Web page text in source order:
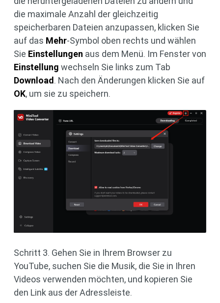
die maximale Anzahl der gleichzeitig
speicherbaren Dateien anzupassen, klicken Sie
auf das Mehr-Symbol oben rechts und wählen
Sie Einstellungen aus dem Menü. Im Fenster von
Einstellung wechseln Sie links zum Tab
Download. Nach den Änderungen klicken Sie auf
OK, um sie zu speichern.
Schritt 3. Gehen Sie in Ihrem Browser zu
YouTube, suchen Sie die Musik, die Sie in Ihren
Videos verwenden möchten, und kopieren Sie
den Link aus der Adressleiste.